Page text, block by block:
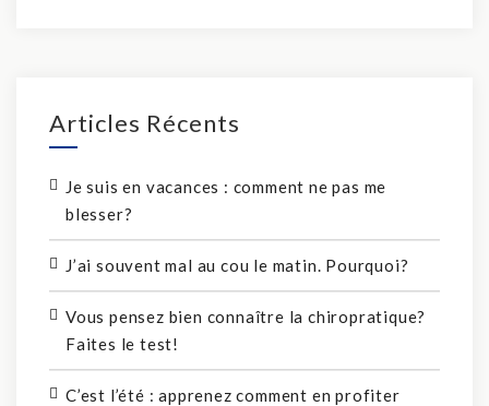
Articles Récents
Je suis en vacances : comment ne pas me
blesser?
J’ai souvent mal au cou le matin. Pourquoi?
Vous pensez bien connaître la chiropratique?
Faites le test!
C’est l’été : apprenez comment en profiter